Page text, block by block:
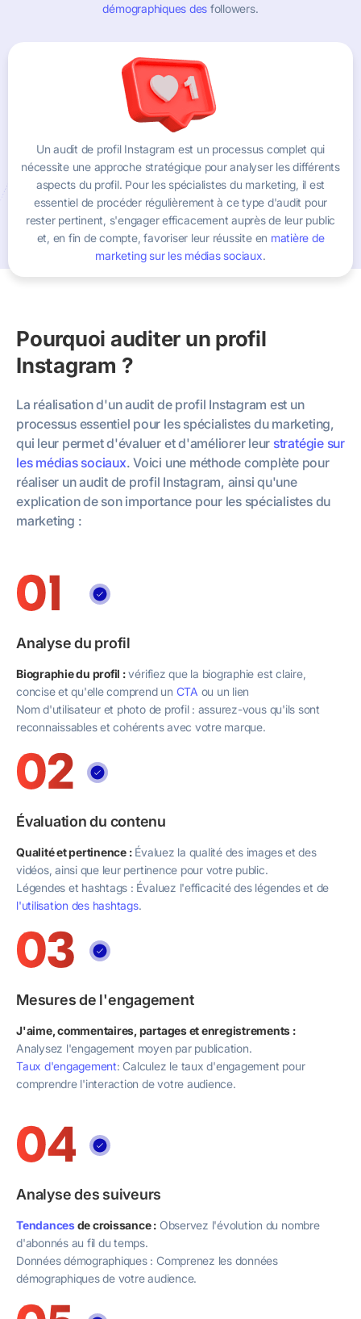
démographiques des followers.
Un audit de profil Instagram est un processus complet qui
nécessite une approche stratégique pour analyser les différents
aspects du profil. Pour les spécialistes du marketing, il est
essentiel de procéder régulièrement à ce type d'audit pour
rester pertinent, s'engager efficacement auprès de leur public
et, en fin de compte, favoriser leur réussite en matière de
marketing sur les médias sociaux.
Pourquoi auditer un profil
Instagram ?
La réalisation d'un audit de profil Instagram est un
processus essentiel pour les spécialistes du marketing,
qui leur permet d'évaluer et d'améliorer leur stratégie sur
les médias sociaux. Voici une méthode complète pour
réaliser un audit de profil Instagram, ainsi qu'une
explication de son importance pour les spécialistes du
marketing :
Analyse du profil
Biographie du profil :vérifiez que la biographie est claire,
concise et qu'elle comprend un CTA ou un lien
Nom d'utilisateur et photo de profil : assurez-vous qu'ils sont
reconnaissables et cohérents avec votre marque.
Évaluation du contenu
Qualité et pertinence :Évaluez la qualité des images et des
vidéos, ainsi que leur pertinence pour votre public.
Légendes et hashtags : Évaluez l'efficacité des légendes et de
l'utilisation des hashtags.
Mesures de l'engagement
J'aime, commentaires, partages et enregistrements :
Analysez l'engagement moyen par publication.
Taux d'engagement: Calculez le taux d'engagement pour
comprendre l'interaction de votre audience.
Analyse des suiveurs
Tendancesde croissance : Observez l'évolution du nombre
d'abonnés au fil du temps.
Données démographiques : Comprenez les données
démographiques de votre audience.